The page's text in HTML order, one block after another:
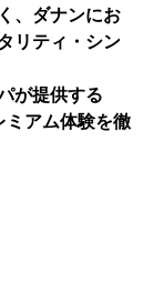
、ダナンにお
リティ・シン
が提供する
ミアム体験を徹